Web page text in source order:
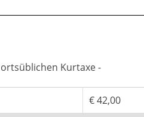
Kurtaxe -
€ 42,00